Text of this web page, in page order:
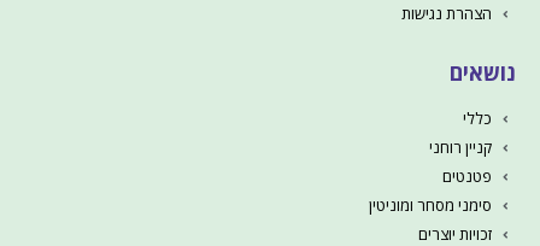
הצהרת נגישות
נושאים
כללי
קניין רוחני
פטנטים
סימני מסחר ומוניטין
זכויות יוצרים